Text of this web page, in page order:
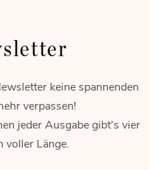
keine spannenden
verpassen!
jeder Ausgabe gibt's vier
voller Länge.